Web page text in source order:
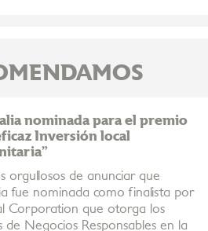
nominada para el premio
Inversión local
orgullosos de anunciar que
fue nominada como finalista por
Corporation que otorga los
de Negocios Responsables en la